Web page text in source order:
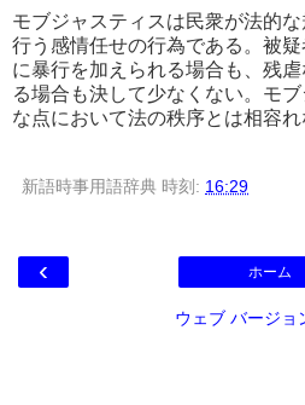
モブジャスティスは民衆が法的
行う感情任せの行為である。被
に暴行を加えられる場合も、残
る場合も決して少なくない。モ
な点において法の秩序とは相容れ
新語時事用語辞典 時刻: 16:29
‹ ホーム
ウェブ バージョ